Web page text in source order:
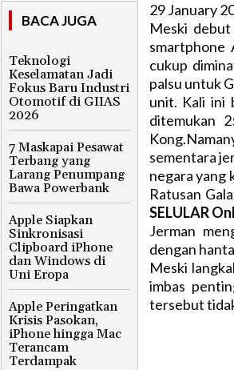
BACA JUGA
Teknologi
Keselamatan Jadi
Fokus Baru Industri
Otomotif di GIIAS
2026
7 Maskapai Pesawat
Terbang yang
Larang Penumpang
Bawa Powerbank
Apple Siapkan
Sinkronisasi
Clipboard iPhone
dan Windows di
Uni Eropa
Apple Peringatkan
Krisis Pasokan,
iPhone hingga Mac
Terancam
Terdampak
29 January
Meski debut
smartphone
cukup
palsu untuk
unit. Kali ini
ditemukan
sementara
negara yang
Ratusan
SELULAR
Jerman
dengan
Meski
imbas
tersebut